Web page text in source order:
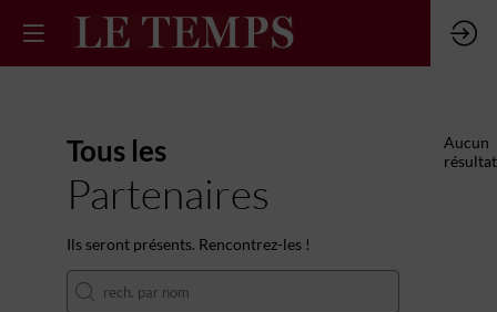
Tous les
Partenaires
Ils seront présents. Rencontrez-les !
Aucun
résultat